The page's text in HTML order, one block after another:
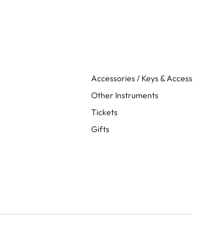
Accessories / Keys & Access
Other Instruments
Tickets
Gifts